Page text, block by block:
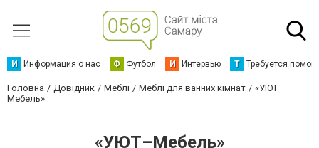
И Информация о нас Ф Футбол И Интервью Т Требуется
Головна Довідник Меблі Меблі для ванних кімнат
«УЮТ–
Мебель»
«УЮТ–Мебель»